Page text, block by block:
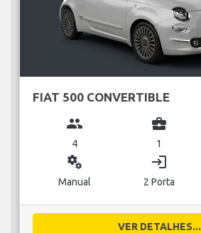
FIAT 500 CONVERTIBLE
group
4
business_center
1
miscellaneous_services
Manual
login
2 Porta
VER DETALHES...